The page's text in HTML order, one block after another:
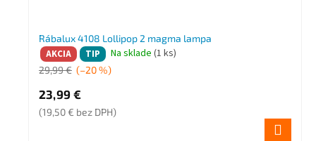
Rábalux 4108 Lollipop 2 magma lampa
AKCIA TIP Na sklade (1 ks)
29,99 € (–20 %)
23,99 €
(19,50 € bez DPH)